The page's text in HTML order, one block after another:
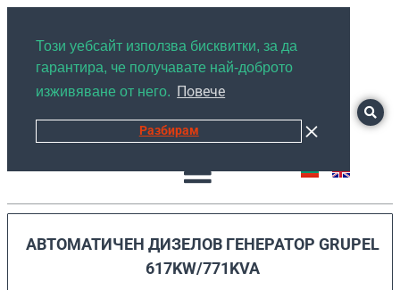
Този уебсайт използва бисквитки, за да
гарантира, че получавате най-доброто
изживяване от него.
Повече
Разбирам
АВТОМАТИЧЕН ДИЗЕЛОВ ГЕНЕРАТОР GRUPEL
617KW/771KVA